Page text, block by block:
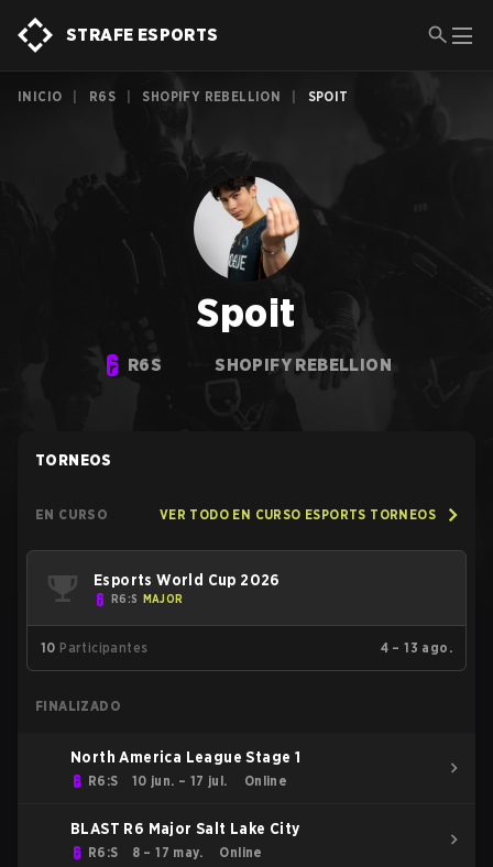
STRAFE ESPORTS
INICIO R6S SHOPIFY REBELLION SPOIT
Spoit
R6S SHOPIFY REBELLION
TORNEOS
EN CURSO VER TODO EN CURSO ESPORTS TORNEOS
Esports World Cup 2026
R6:S MAJOR
10 Participantes 4 – 13 ago.
FINALIZADO
North America League Stage 1
R6:S 10 jun. – 17 jul. Online
BLAST R6 Major Salt Lake City
R6:S 8 – 17 may. Online